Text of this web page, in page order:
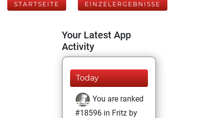
STARTSEITE EINZELERGEBNISSE
Your Latest App
Activity
Today
You are ranked
#18596 in Fritz by